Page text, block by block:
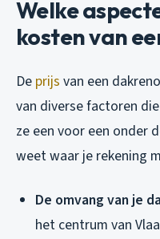
Welke
kosten van
De prijs van een
van diverse factoren
ze een voor een onder
weet waar je rekening
De omvang van je
het centrum van